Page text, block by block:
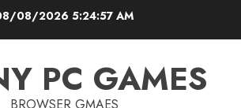
08/2026 5:24:57 AM
PC GAMES